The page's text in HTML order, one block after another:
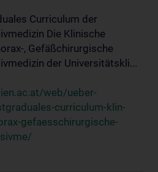
Curriculum der
Die Klinische
, Gefäßchirurgische
der Universitätskli...
web/ueber-
curriculum-klin-
gefaesschirurgische-